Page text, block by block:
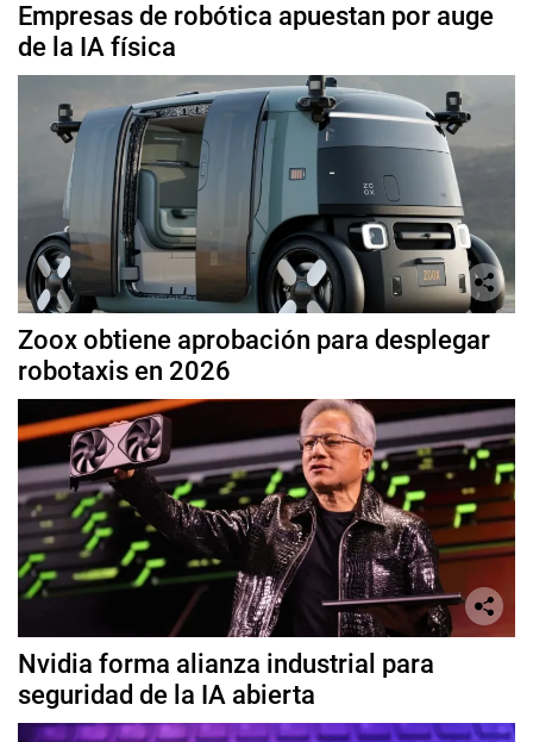
Empresas de robótica apuestan por auge
de la IA física
Zoox obtiene aprobación para desplegar
robotaxis en 2026
Nvidia forma alianza industrial para
seguridad de la IA abierta